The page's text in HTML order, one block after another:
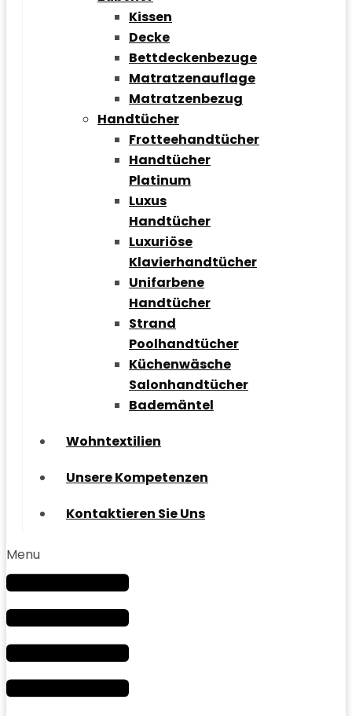
Kissen
Decke
Bettdeckenbezuge
Matratzenauflage
Matratzenbezug
Handtücher
Frotteehandtücher
Handtücher
Platinum
Luxus
Handtücher
Luxuriöse
Klavierhandtücher
Unifarbene
Handtücher
Strand
Poolhandtücher
Küchenwäsche
Salonhandtücher
Bademäntel
Wohntextilien
Unsere Kompetenzen
Kontaktieren Sie Uns
Menu